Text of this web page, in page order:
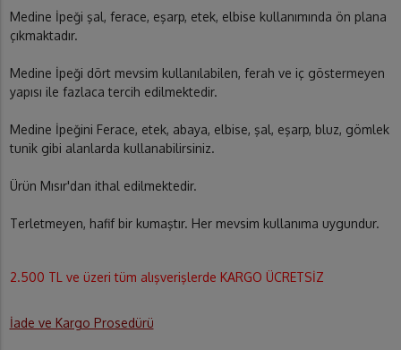
Medine İpeği şal, ferace, eşarp, etek, elbise kullanımında ön plana
çıkmaktadır.
Medine İpeği dört mevsim kullanılabilen, ferah ve iç göstermeyen
yapısı ile fazlaca tercih edilmektedir.
Medine İpeğini Ferace, etek, abaya, elbise, şal, eşarp, bluz, gömlek
tunik gibi alanlarda kullanabilirsiniz.
Ürün Mısır'dan ithal edilmektedir.
Terletmeyen, hafif bir kumaştır. Her mevsim kullanıma uygundur.
2.500 TL ve üzeri tüm alışverişlerde KARGO ÜCRETSİZ
İade ve Kargo Prosedürü